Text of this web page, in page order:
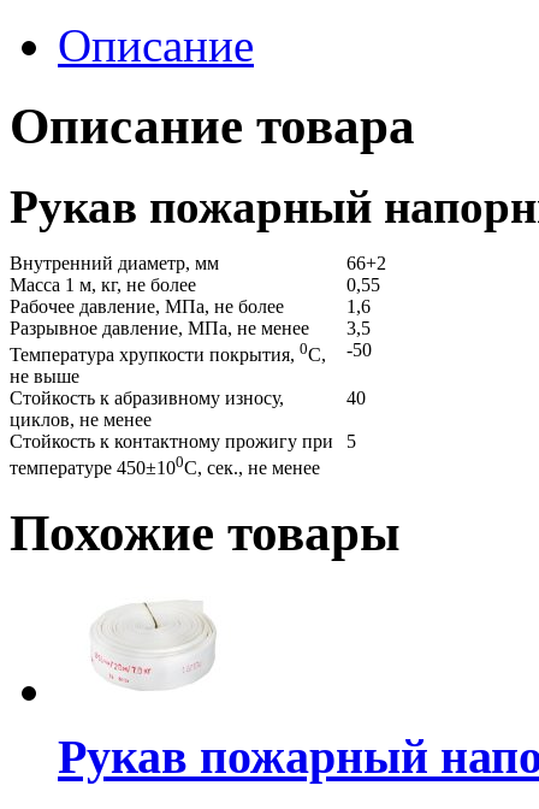
Описание
Описание товара
Рукав пожарный
Внутренний диаметр, мм
66+2
Масса 1 м, кг, не более
0,55
Рабочее давление, МПа, не более
1,6
Разрывное давление, МПа, не менее
3,5
Температура хрупкости покрытия, 0С,
не выше
-50
Стойкость к абразивному износу,
циклов, не менее
40
Стойкость к контактному прожигу при
температуре 450±100С, сек., не менее
5
Похожие товары
Рукав пожарный